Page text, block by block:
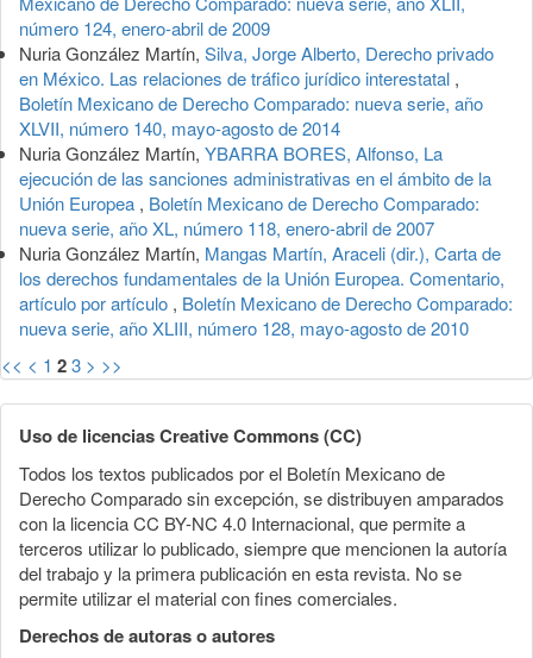
número 124, enero-abril de 2009
Nuria González Martín, Silva, Jorge Alberto, Derecho privado
en México. Las relaciones de tráfico jurídico interestatal ,
Boletín Mexicano de Derecho Comparado: nueva serie, año
XLVII, número 140, mayo-agosto de 2014
Nuria González Martín, YBARRA BORES, Alfonso, La
ejecución de las sanciones administrativas en el ámbito de la
Unión Europea , Boletín Mexicano de Derecho Comparado:
nueva serie, año XL, número 118, enero-abril de 2007
Nuria González Martín, Mangas Martín, Araceli (dir.), Carta de
los derechos fundamentales de la Unión Europea. Comentario,
artículo por artículo , Boletín Mexicano de Derecho Comparado:
nueva serie, año XLIII, número 128, mayo-agosto de 2010
<< < 1 23 > >>
Uso de licencias Creative Commons (CC)
Todos los textos publicados por el Boletín Mexicano de
Derecho Comparado sin excepción, se distribuyen amparados
con la licencia CC BY-NC 4.0 Internacional, que permite a
terceros utilizar lo publicado, siempre que mencionen la autoría
del trabajo y la primera publicación en esta revista. No se
permite utilizar el material con fines comerciales.
Derechos de autoras o autores